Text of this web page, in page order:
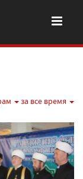
за все время